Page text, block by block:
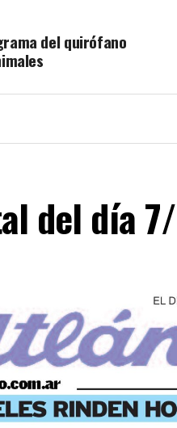
del quirófano
del día